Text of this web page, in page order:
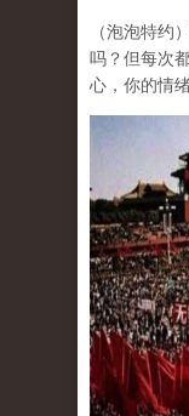
（泡泡特约
吗？但每次
心，你的情绪